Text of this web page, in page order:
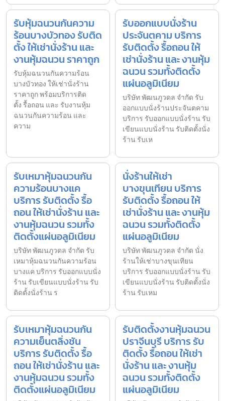
รับหุ้มฉนวนกันความ
ร้อนบางบัวทอง รับติด
ตั้ง ให้เช่านั่งร้าน และ
งานหุ้มฉนวน ราคาถูก
รับหุ้มฉนวนกันความร้อน
บางบัวทอง ให้เช่านั่งร้าน
ราคาถูก พร้อมบริการติด
ตั้ง รื้อถอน และ รับงานหุ้ม
ฉนวนกันความร้อน และ
ความ
รับออกแบบนั่งร้าน
ประจันตคาม บริการ
รับติดตั้ง รื้อถอน ให้
เช่านั่งร้าน และ งานหุ้ม
ฉนวน รวมทั้งติดตั้ง
แผ่นอลูมิเนียม
บริษัท พัฒนภูวดล จำกัด รับ
ออกแบบนั่งร้านประจันตคาม
บริการ รับออกแบบนั่งร้าน รับ
เขียนแบบนั่งร้าน รับติดตั้งนั่ง
ร้าน รับเห
รับเหมาหุ้มฉนวนกัน
ความร้อนบางแค
บริการ รับติดตั้ง รื้อ
ถอน ให้เช่านั่งร้าน และ
งานหุ้มฉนวน รวมทั้ง
ติดตั้งแผ่นอลูมิเนียม
บริษัท พัฒนภูวดล จำกัด รับ
เหมาหุ้มฉนวนกันความร้อน
บางแค บริการ รับออกแบบนั่ง
ร้าน รับเขียนแบบนั่งร้าน รับ
ติดตั้งนั่งร้าน ร
นั่งร้านให้เช่า
บางขุนเทียน บริการ
รับติดตั้ง รื้อถอน ให้
เช่านั่งร้าน และ งานหุ้ม
ฉนวน รวมทั้งติดตั้ง
แผ่นอลูมิเนียม
บริษัท พัฒนภูวดล จำกัด นั่ง
ร้านให้เช่าบางขุนเทียน
บริการ รับออกแบบนั่งร้าน รับ
เขียนแบบนั่งร้าน รับติดตั้งนั่ง
ร้าน รับเหม
รับเหมาหุ้มฉนวนกัน
ความเย็นตลิ่งชัน
บริการ รับติดตั้ง รื้อ
ถอน ให้เช่านั่งร้าน และ
งานหุ้มฉนวน รวมทั้ง
ติดตั้งแผ่นอลูมิเนียม
รับติดตั้งงานหุ้มฉนวน
ปราจีนบุรี บริการ รับ
ติดตั้ง รื้อถอน ให้เช่า
นั่งร้าน และ งานหุ้ม
ฉนวน รวมทั้งติดตั้ง
แผ่นอลูมิเนียม